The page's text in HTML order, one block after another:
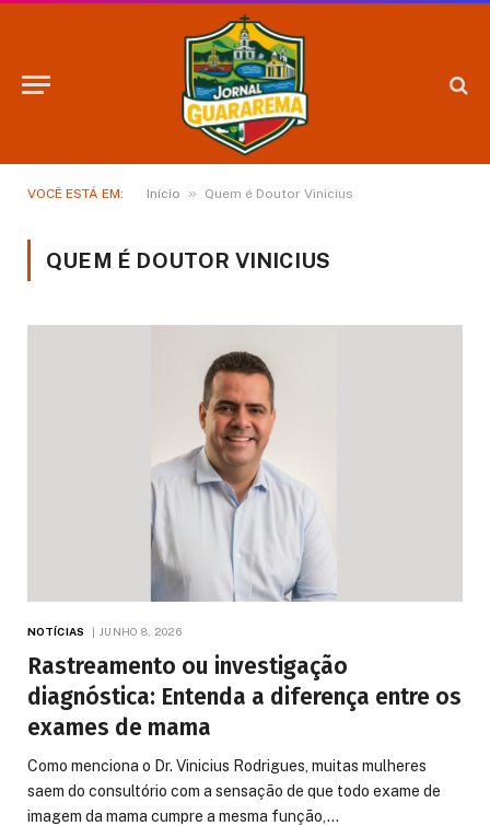
VOCÊ ESTÁ EM: Início » Quem é Doutor Vinicius
QUEM É DOUTOR VINICIUS
NOTÍCIAS JUNHO 8, 2026
Rastreamento ou investigação
diagnóstica: Entenda a diferença entre os
exames de mama
Como menciona o Dr. Vinicius Rodrigues, muitas mulheres
saem do consultório com a sensação de que todo exame de
imagem da mama cumpre a mesma função,…